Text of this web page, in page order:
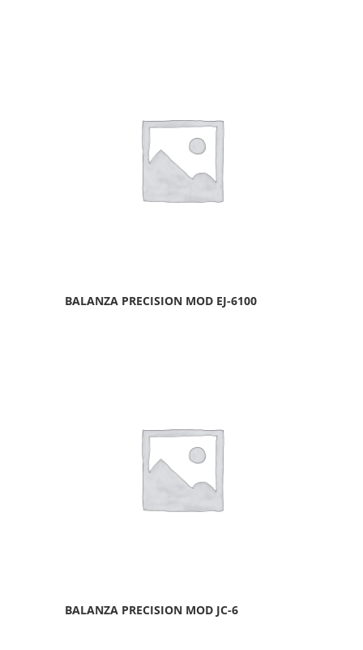
BALANZA PRECISION MOD EJ-6100
BALANZA PRECISION MOD JC-6